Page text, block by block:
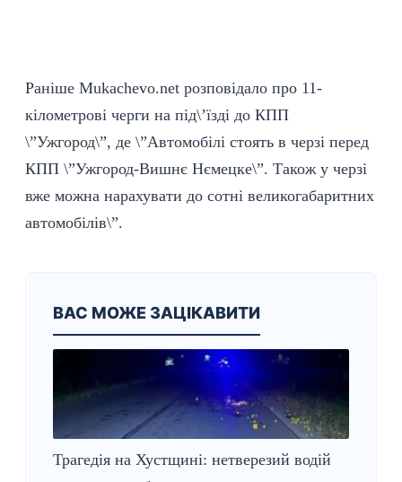
Раніше Mukachevo.net розповідало про 11-
кілометрові черги на під\’їзді до КПП
\”Ужгород\”, де \”Автомобілі стоять в черзі перед
КПП \”Ужгород-Вишнє Нємецке\”. Також у черзі
вже можна нарахувати до сотні великогабаритних
автомобілів\”.
ВАС МОЖЕ ЗАЦІКАВИТИ
Трагедія на Хустщині: нетверезий водій